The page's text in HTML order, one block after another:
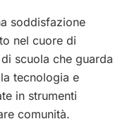
soddisfazione
nel cuore di
scuola che guarda
tecnologia e
in strumenti
comunità.